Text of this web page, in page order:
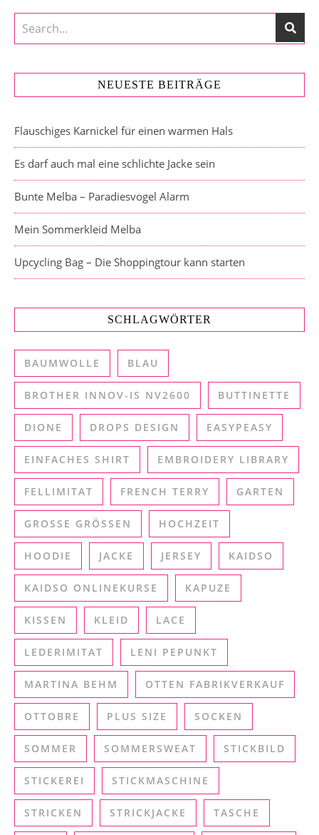
NEUESTE BEITRÄGE
Flauschiges Karnickel für einen warmen Hals
Es darf auch mal eine schlichte Jacke sein
Bunte Melba – Paradiesvogel Alarm
Mein Sommerkleid Melba
Upcycling Bag – Die Shoppingtour kann starten
SCHLAGWÖRTER
BAUMWOLLE BLAU
BROTHER INNOV-IS NV2600 BUTTINETTE
DIONE DROPS DESIGN EASYPEASY
EINFACHES SHIRT EMBROIDERY LIBRARY
FELLIMITAT FRENCH TERRY GARTEN
GROSSE GRÖSSEN HOCHZEIT
HOODIE JACKE JERSEY KAIDSO
KAIDSO ONLINEKURSE KAPUZE
KISSEN KLEID LACE
LEDERIMITAT LENI PEPUNKT
MARTINA BEHM OTTEN FABRIKVERKAUF
OTTOBRE PLUS SIZE SOCKEN
SOMMER SOMMERSWEAT STICKBILD
STICKEREI STICKMASCHINE
STRICKEN STRICKJACKE TASCHE